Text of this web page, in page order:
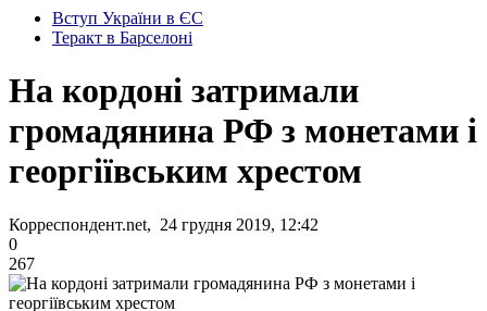
Вступ України в ЄС
Теракт в Барселоні
На кордоні затримали
громадянина РФ з монетами і
георгіївським хрестом
Корреспондент.net, 24 грудня 2019, 12:42
0
267